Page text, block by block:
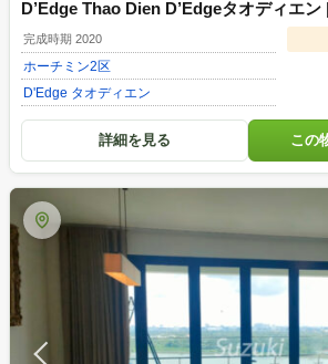
D’Edge Thao Dien D’Edgeタオディエ
ーチミン2区 賃貸マンション d3322601
完成時期 2020
ホーチミン2区
D'Edge タオディエン
詳細を見る この